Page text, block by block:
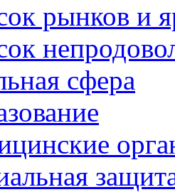
рынков и
сфера